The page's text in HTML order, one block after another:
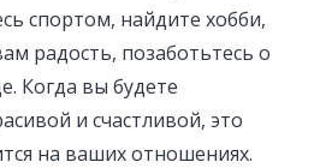
спортом, найдите хобби,
радость, позаботьтесь о
Когда вы будете
и счастливой, это
на ваших отношениях.